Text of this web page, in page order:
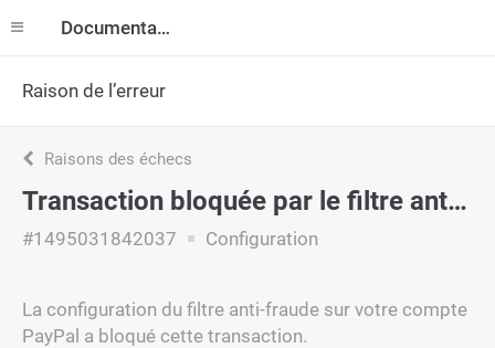
Documentation
Raison de l’erreur
Raisons des échecs
Transaction bloquée par le filtre anti-fraude
#1495031842037 Configuration
La configuration du filtre anti-fraude sur votre compte
PayPal a bloqué cette transaction.